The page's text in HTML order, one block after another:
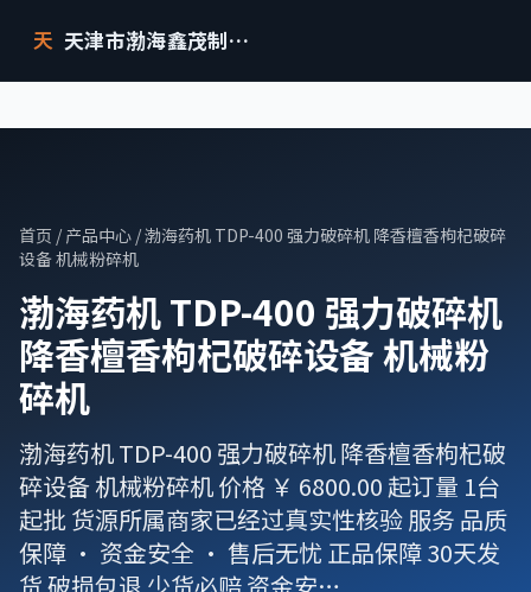
天 天津市渤海鑫茂制药设备有限公司
首页 / 产品中心 / 渤海药机 TDP-400 强力破碎机 降香檀香枸杞破碎
设备 机械粉碎机
渤海药机 TDP-400 强力破碎机
降香檀香枸杞破碎设备 机械粉
碎机
渤海药机 TDP-400 强力破碎机 降香檀香枸杞破
碎设备 机械粉碎机 价格 ￥ 6800.00 起订量 1台
起批 货源所属商家已经过真实性核验 服务 品质
保障 · 资金安全 · 售后无忧 正品保障 30天发